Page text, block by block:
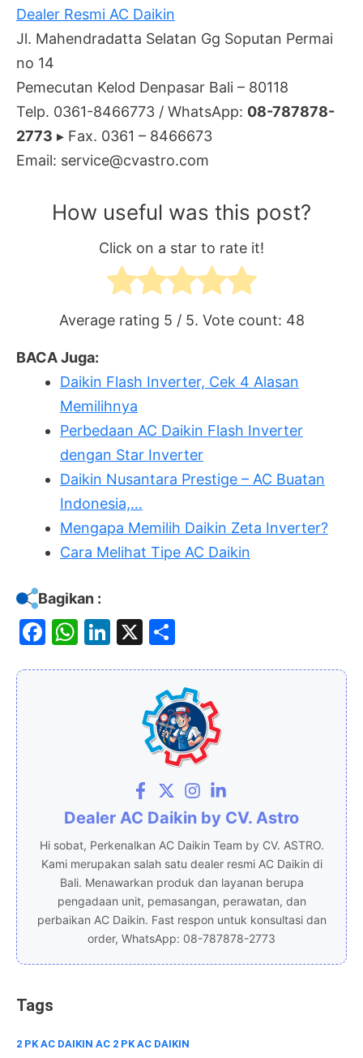
Dealer Resmi AC Daikin
Jl. Mahendradatta Selatan Gg Soputan Permai
no 14
Pemecutan Kelod Denpasar Bali – 80118
Telp. 0361-8466773 / WhatsApp: 08-787878-
2773 ▸ Fax. 0361 – 8466673
Email: service@cvastro.com
How useful was this post?
Click on a star to rate it!
Average rating 5 / 5. Vote count: 48
BACA Juga:
Daikin Flash Inverter, Cek 4 Alasan
Memilihnya
Perbedaan AC Daikin Flash Inverter
dengan Star Inverter
Daikin Nusantara Prestige – AC Buatan
Indonesia,…
Mengapa Memilih Daikin Zeta Inverter?
Cara Melihat Tipe AC Daikin
Bagikan :
F
W Li X
ar
e
Dealer AC Daikin by CV. Astro
Hi sobat, Perkenalkan AC Daikin Team by CV. ASTRO.
Kami merupakan salah satu dealer resmi AC Daikin di
Bali. Menawarkan produk dan layanan berupa
pengadaan unit, pemasangan, perawatan, dan
perbaikan AC Daikin. Fast respon untuk konsultasi dan
order, WhatsApp: 08-787878-2773
Tags
2 PK AC DAIKIN AC 2 PK AC DAIKIN